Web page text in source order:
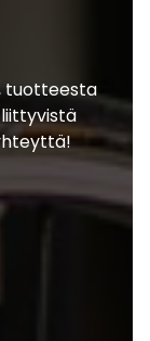
tuotteesta